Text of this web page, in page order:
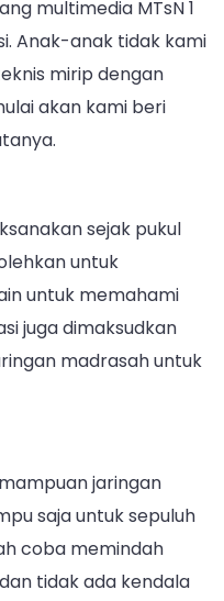
multimedia MTsN 1
Anak-anak tidak kami
mirip dengan
akan kami beri
sejak pukul
untuk
untuk memahami
juga dimaksudkan
madrasah untuk
jaringan
saja untuk sepuluh
coba memindah
tidak ada kendala